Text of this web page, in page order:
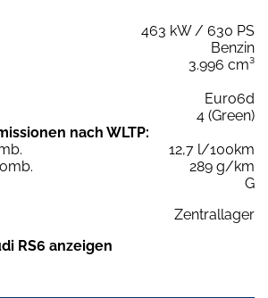
463 kW / 630 PS
Benzin
3.996 cm³
Euro6d
4 (Green)
nach WLTP:
12,7 l/100km
289 g/km
G
Zentrallager
RS6 anzeigen